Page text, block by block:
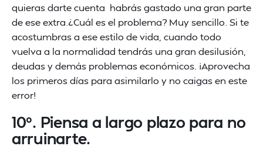
quieras darte cuenta habrás gastado una gran parte
de ese extra.¿Cuál es el problema? Muy sencillo. Si te
acostumbras a ese estilo de vida, cuando todo
vuelva a la normalidad tendrás una gran desilusión,
deudas y demás problemas económicos. ¡Aprovecha
los primeros días para asimilarlo y no caigas en este
error!
10º. Piensa a largo plazo para no
arruinarte.